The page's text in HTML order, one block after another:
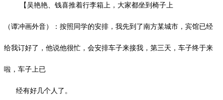
【吴艳艳、钱喜推着行李箱上，大家都坐到椅子上
（谭冲画外音）：按照同学的安排，我先到了南方某城市，宾馆已经
给我订好了，他说他很忙，会安排车子来接我，第三天，车子终于来
啦，车子上已
经有好几个人了。